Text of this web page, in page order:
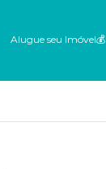
Alugue seu Imóvel💰